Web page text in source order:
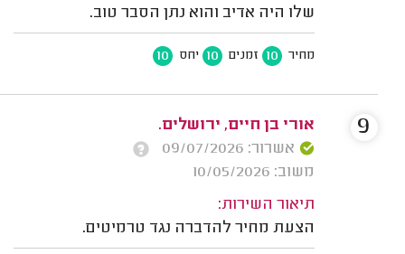
שלו היה אדיב והוא נתן הסבר טוב.
מחיר 10 זמנים 10 יחס 10
אורי בן חיים, ירושלים.
אשרור: 09/07/2026
משוב: 10/05/2026
תיאור השירות:
הצעת מחיר להדברה נגד טרמיטים.
9